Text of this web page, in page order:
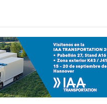
SEMANALES